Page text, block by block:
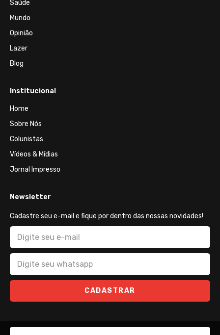
Saúde
Mundo
Opinião
Lazer
Blog
Institucional
Home
Sobre Nós
Colunistas
Vídeos & Mídias
Jornal Impresso
Newsletter
Cadastre seu e-mail e fique por dentro das nossas novidades!
CADASTRAR